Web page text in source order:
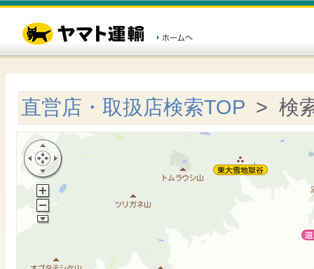
直営店・取扱店検索TOP > 検